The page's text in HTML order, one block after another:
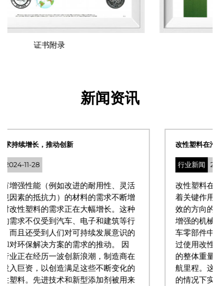
新闻资讯
改性塑料在汽车行业的拓展助力节能减排
改性塑料在汽车行业的扩张在节能减排方面发挥
着关键作用，标志着汽车制造向更可持续、更高
效的方向的重大转变。改性塑料以其轻质特性和
增强的机械性能而闻名，越来越多地被集成到汽
车零部件中，以取代金属和合金等传统材料。 通
过使用改性塑料，汽车制造商可以显着减轻车辆
的整体重量，从而降低油耗并延长电动汽车的续
航里程。这种重量减轻是在不影响强度和耐用性
的情况下实现的，因为现代改性塑料的设计能够